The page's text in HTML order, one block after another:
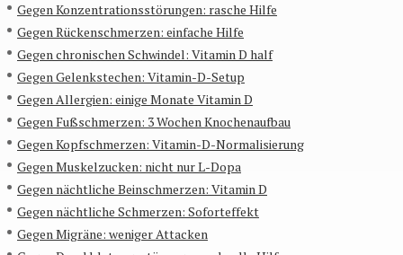
Gegen Konzentrationsstörungen: rasche Hilfe
Gegen Rückenschmerzen: einfache Hilfe
Gegen chronischen Schwindel: Vitamin D half
Gegen Gelenkstechen: Vitamin-D-Setup
Gegen Allergien: einige Monate Vitamin D
Gegen Fußschmerzen: 3 Wochen Knochenaufbau
Gegen Kopfschmerzen: Vitamin-D-Normalisierung
Gegen Muskelzucken: nicht nur L-Dopa
Gegen nächtliche Beinschmerzen: Vitamin D
Gegen nächtliche Schmerzen: Soforteffekt
Gegen Migräne: weniger Attacken